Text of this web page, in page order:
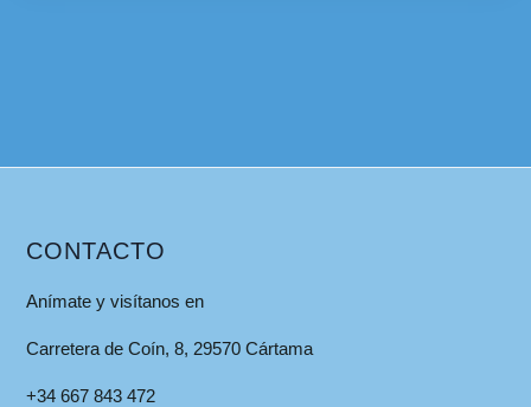
CONTACTO
Anímate y visítanos en
Carretera de Coín, 8, 29570 Cártama
+34 667 843 472